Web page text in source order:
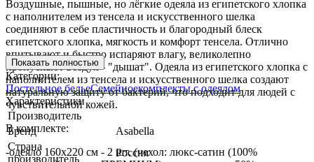
Воздушные, пышные, но лёгкие одеяла из египетского хлопка
с наполнителем из тенсела и искусственного шелка
соединяют в себе пластичность и благородный блеск
египетского хлопка, мягкость и комфорт тенсела. Отлично
впитывают и быстро испаряют влагу, великолепно
пропускают воздух - "дышат". Одеяла из египетского хлопка с
наполнителем из тенсела и искусственного шелка создают
натуральную защиту от бактерий, что подходит для людей с
чувствительной кожей.
В комплекте:
-одеяло 160х220 см - 2 шт. (чехол: люкс-сатин (100%
Показать полностью
Категории:
Постельное бельеСемейноекомплекты с одеялом
Характеристики
Производитель
Бренд
Asabella
Страна
производитель
Россия